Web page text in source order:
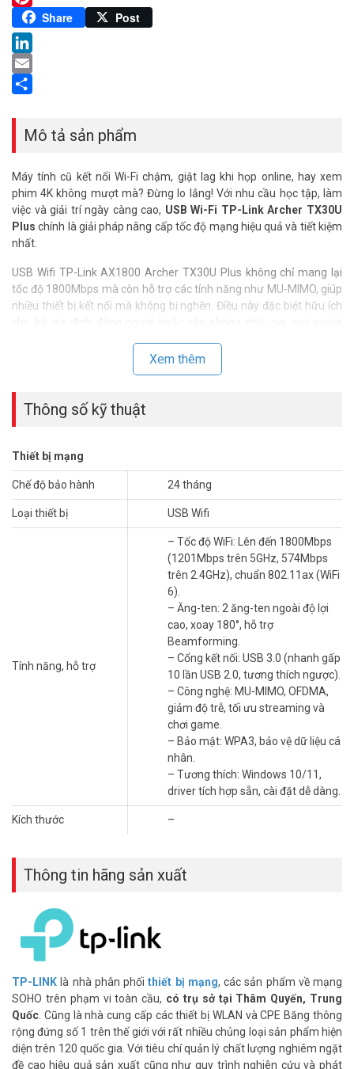
Pinterest
Share Post
LinkedIn
Email
Mô tả sản phẩm
Máy tính cũ kết nối Wi-Fi chậm, giật lag khi họp online, hay xem
phim 4K không mượt mà? Đừng lo lắng! Với nhu cầu học tập, làm
việc và giải trí ngày càng cao, USB Wi-Fi TP-Link Archer TX30U
Plus chính là giải pháp nâng cấp tốc độ mạng hiệu quả và tiết kiệm
nhất.
USB Wifi TP-Link AX1800 Archer TX30U Plus không chỉ mang lại
tốc độ 1800Mbps mà còn hỗ trợ các tính năng như MU-MIMO, giúp
nhiều thiết bị kết nối mà không bị nghẽn. Điều này đặc biệt hữu ích
6 Điểm Nổi Bật Không Thể Bỏ Qua USB TP-
Link Archer TX30U Plus
Tốc độ AX1800 siêu tốc
Tận hưởng tốc độ lên đến 1201 Mbps trên băng tần 5GHz cho các
tác vụ nặng như xem phim 4K hay chơi game online, và 574 Mbps
trên 2.4GHz để lướt web hay đọc tin tức mượt mà. Tốc độ này
nhanh hơn gấp nhiều lần so với các USB Wi-Fi cũ.
Hai ăng-ten xoay được giúp bạn tùy chỉnh hướng để bắt sóng tốt
nhất, giảm thiểu tình trạng mất kết nối hay điểm chết Wi-Fi, đặc biệt
Công nghệ MU-MIMO & OFDMA
Cải thiện hiệu suất mạng, cho phép nhiều thiết bị kết nối cùng lúc
Xem thêm
Thông số kỹ thuật
Thiết bị mạng
Chế độ bảo hành 24 tháng
Loại thiết bị USB Wifi
Tính năng, hỗ trợ
– Tốc độ WiFi: Lên đến 1800Mbps
(1201Mbps trên 5GHz, 574Mbps
trên 2.4GHz), chuẩn 802.11ax (WiFi
6).
– Ăng-ten: 2 ăng-ten ngoài độ lợi
cao, xoay 180°, hỗ trợ
Beamforming.
– Cổng kết nối: USB 3.0 (nhanh gấp
10 lần USB 2.0, tương thích ngược).
– Công nghệ: MU-MIMO, OFDMA,
giảm độ trễ, tối ưu streaming và
chơi game.
– Bảo mật: WPA3, bảo vệ dữ liệu cá
nhân.
– Tương thích: Windows 10/11,
driver tích hợp sẵn, cài đặt dễ dàng.
Kích thước –
Thông tin hãng sản xuất
TP-LINK là nhà phân phốithiết bị mạng, các sản phẩm về mạng
SOHO trên phạm vi toàn cầu, có trụ sở tại Thâm Quyến, Trung
Quốc . Cũng là nhà cung cấp các thiết bị WLAN và CPE Băng thông
rộng đứng số 1 trên thế giới với rất nhiều chủng loại sản phẩm hiện
diện trên 120 quốc gia. Với tiêu chí quản lý chất lượng nghiêm ngặt
đề cao hiệu quả sản xuất cũng như quy trình nghiên cứu và phát